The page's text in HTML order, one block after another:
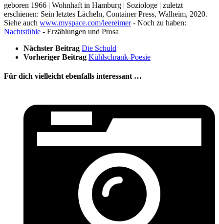
geboren 1966 | Wohnhaft in Hamburg | Soziologe | zuletzt
erschienen: Sein letztes Lächeln, Container Press, Walheim, 2020.
Siehe auch www.myspace.com/leereimer- Noch zu haben:
Nachtstühle - Erzählungen und Prosa
Nächster Beitrag Die Schuld
Vorheriger Beitrag Kühlschrank-Poesie
Für dich vielleicht ebenfalls interessant …